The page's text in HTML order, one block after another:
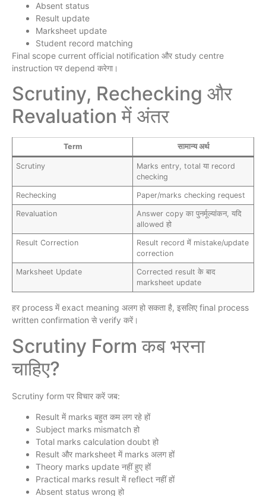
Absent status
Result update
Marksheet update
Student record matching
Final scope current official notification और study centre
instruction पर depend करेगा।
Scrutiny, Rechecking और
Revaluation में अंतर
Term सामान्य अर्थ
Scrutiny
Marks entry, total या record
checking
Rechecking Paper/marks checking request
Revaluation
Answer copy का पुनर्मूल्यांकन, यदि
allowed हो
Result Correction
Result record में mistake/update
correction
Marksheet Update
Corrected result के बाद
marksheet update
हर process में exact meaning अलग हो सकता है, इसलिए final process
written confirmation से verify करें।
Scrutiny Form कब भरना
चाहिए?
Scrutiny form पर विचार करें जब:
Result में marks बहुत कम लग रहे हों
Subject marks mismatch हो
Total marks calculation doubt हो
Result और marksheet में marks अलग हों
Theory marks update नहीं हुए हों
Practical marks result में reflect नहीं हों
Absent status wrong हो